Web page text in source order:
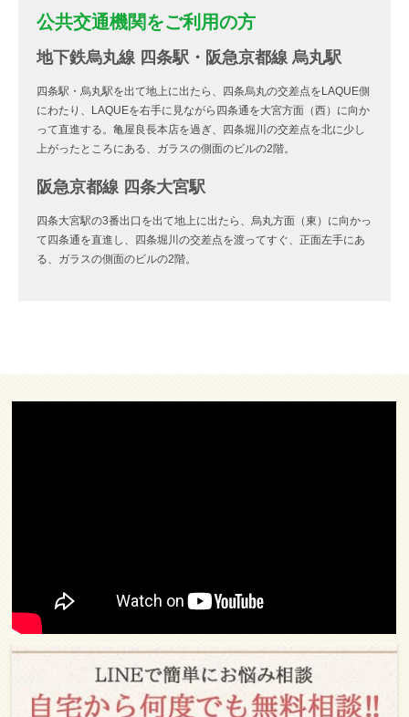
公共交通機関をご利用の方
地下鉄烏丸線 四条駅・阪急京都線 烏丸駅
四条駅・烏丸駅を出て地上に出たら、四条烏丸の交差点をLAQUE側
にわたり、LAQUEを右手に見ながら四条通を大宮方面（西）に向か
って直進する。亀屋良長本店を過ぎ、四条堀川の交差点を北に少し
上がったところにある、ガラスの側面のビルの2階。
阪急京都線 四条大宮駅
四条大宮駅の3番出口を出て地上に出たら、烏丸方面（東）に向かっ
て四条通を直進し、四条堀川の交差点を渡ってすぐ、正面左手にあ
る、ガラスの側面のビルの2階。